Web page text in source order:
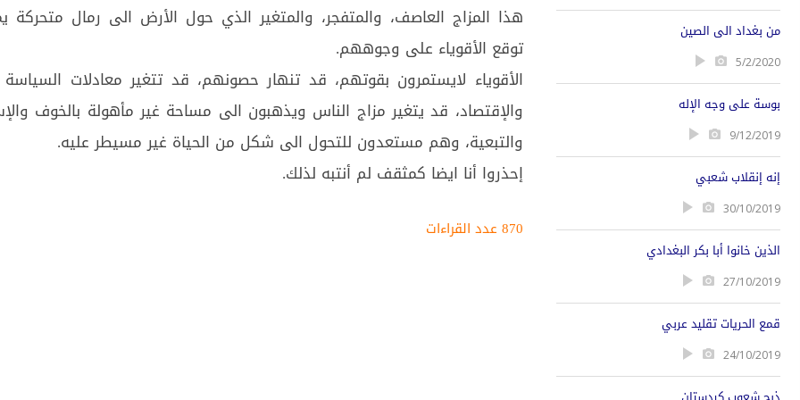
من بغداد الى الصين
5/2/2020
بوسة على وجه الإله
9/12/2019
إنه إنقلاب شعبي
30/10/2019
الذين خانوا أبا بكر البغدادي
27/10/2019
قمع الحريات تقليد عربي
24/10/2019
هذا المزاج العاصف، والمتفجر، والمتغير الذي حول الأرض الى رمال متحركة
توقع الأقوياء على وجوههم.
الأقوياء لايستمرون بقوتهم، قد تنهار حصونهم، قد تتغير معادلات السياسة
والإقتصاد، قد يتغير مزاج الناس ويذهبون الى مساحة غير مأهولة بالخوف
والتبعية، وهم مستعدون للتحول الى شكل من الحياة غير مسيطر عليه.
إحذروا أنا ايضا كمثقف لم أنتبه لذلك.
870 عدد القراءات‌‌